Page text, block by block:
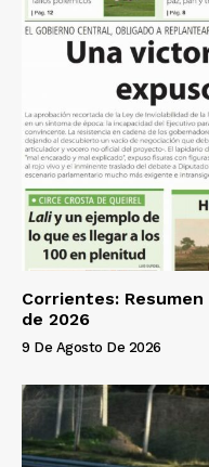
Corrientes:
de 2026
9 De Agosto De 2026